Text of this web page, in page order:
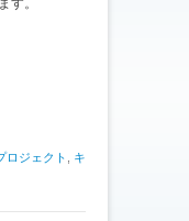
す。
ロジェクト
キ